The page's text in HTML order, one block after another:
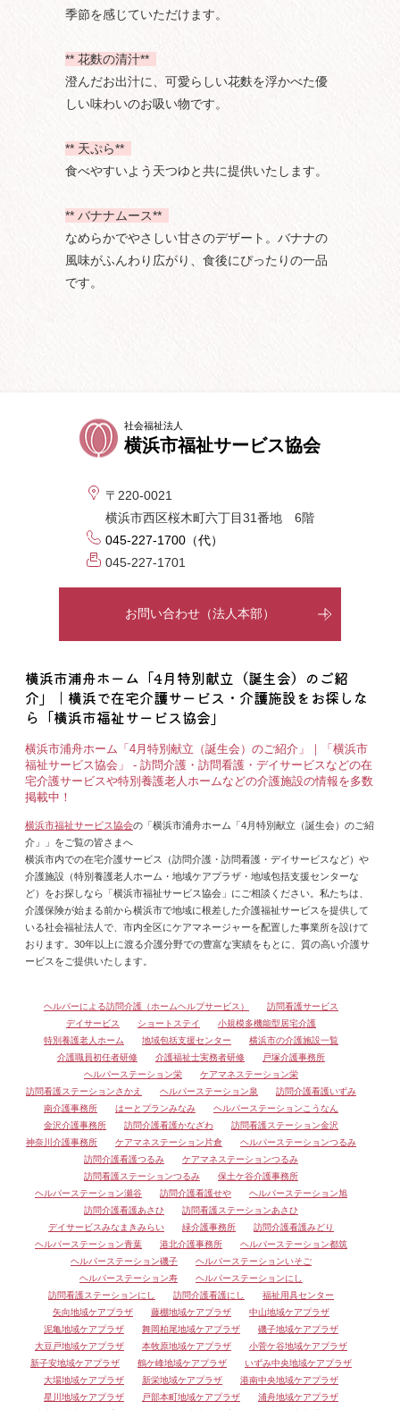
季節を感じていただけます。
** 花麩の清汁**
澄んだお出汁に、可愛らしい花麩を浮かべた優
しい味わいのお吸い物です。
** 天ぷら**
食べやすいよう天つゆと共に提供いたします。
** バナナムース**
なめらかでやさしい甘さのデザート。バナナの
風味がふんわり広がり、食後にぴったりの一品
です。
社会福祉法人
横浜市福祉サービス協会
〒220-0021
横浜市西区桜木町六丁目31番地 6階
045-227-1700（代）
045-227-1701
お問い合わせ（法人本部）
横浜市浦舟ホーム「4月特別献立（誕生会）のご紹
介」｜横浜で在宅介護サービス・介護施設をお探しな
ら「横浜市福祉サービス協会」
横浜市浦舟ホーム「4月特別献立（誕生会）のご紹介」｜「横浜市
福祉サービス協会」 - 訪問介護・訪問看護・デイサービスなどの在
宅介護サービスや特別養護老人ホームなどの介護施設の情報を多数
掲載中！
横浜市福祉サービス協会の「横浜市浦舟ホーム「4月特別献立（誕生会）のご紹
介」」をご覧の皆さまへ
横浜市内での在宅介護サービス（訪問介護・訪問看護・デイサービスなど）や
介護施設（特別養護老人ホーム・地域ケアプラザ・地域包括支援センターな
ど）をお探しなら「横浜市福祉サービス協会」にご相談ください。私たちは、
介護保険が始まる前から横浜市で地域に根差した介護福祉サービスを提供して
いる社会福祉法人で、市内全区にケアマネージャーを配置した事業所を設けて
おります。30年以上に渡る介護分野での豊富な実績をもとに、質の高い介護サ
ービスをご提供いたします。
ヘルパーによる訪問介護（ホームヘルプサービス）
訪問看護サービス
デイサービス
ショートステイ
小規模多機能型居宅介護
特別養護老人ホーム
地域包括支援センター
横浜市の介護施設一覧
介護職員初任者研修
介護福祉士実務者研修
戸塚介護事務所
ヘルパーステーション栄
ケアマネステーション栄
訪問看護ステーションさかえ
ヘルパーステーション泉
訪問介護看護いずみ
南介護事務所
はーとプランみなみ
ヘルパーステーションこうなん
金沢介護事務所
訪問介護看護かなざわ
訪問看護ステーション金沢
神奈川介護事務所
ケアマネステーション片倉
ヘルパーステーションつるみ
訪問介護看護つるみ
ケアマネステーションつるみ
訪問看護ステーションつるみ
保土ケ谷介護事務所
ヘルパーステーション瀬谷
訪問介護看護せや
ヘルパーステーション旭
訪問介護看護あさひ
訪問看護ステーションあさひ
デイサービスみなまきみらい
緑介護事務所
訪問介護看護みどり
ヘルパーステーション青葉
港北介護事務所
ヘルパーステーション都筑
ヘルパーステーション磯子
ヘルパーステーションいそご
ヘルパーステーション寿
ヘルパーステーションにし
訪問看護ステーションにし
訪問介護看護にし
福祉用具センター
矢向地域ケアプラザ
藤棚地域ケアプラザ
中山地域ケアプラザ
泥亀地域ケアプラザ
舞岡柏尾地域ケアプラザ
磯子地域ケアプラザ
大豆戸地域ケアプラザ
本牧原地域ケアプラザ
小菅ケ谷地域ケアプラザ
新子安地域ケアプラザ
鶴ケ峰地域ケアプラザ
いずみ中央地域ケアプラザ
大場地域ケアプラザ
新栄地域ケアプラザ
港南中央地域ケアプラザ
星川地域ケアプラザ
戸部本町地域ケアプラザ
浦舟地域ケアプラザ